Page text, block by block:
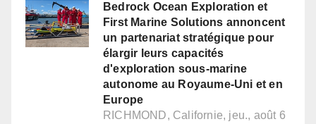
Bedrock Ocean Exploration et
First Marine Solutions annoncent
un partenariat stratégique pour
élargir leurs capacités
d'exploration sous-marine
autonome au Royaume-Uni et en
Europe
RICHMOND, Californie, jeu., août 6